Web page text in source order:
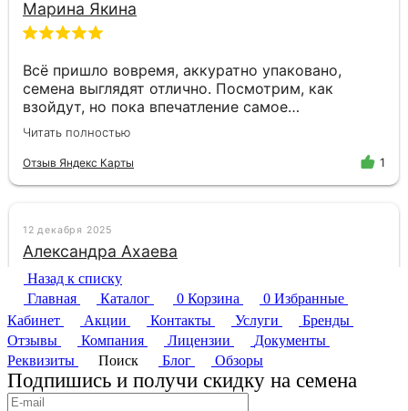
Назад к списку
Главная
Каталог 0 Корзина 0 Избранные
Кабинет
Акции Контакты Услуги
Бренды
Отзывы
Компания Лицензии
Документы
Реквизиты
Поиск Блог Обзоры
Подпишись и получи скидку на семена